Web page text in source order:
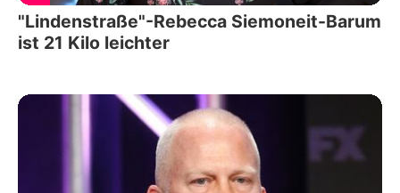
"Lindenstraße"-Rebecca Siemoneit-Barum
ist 21 Kilo leichter